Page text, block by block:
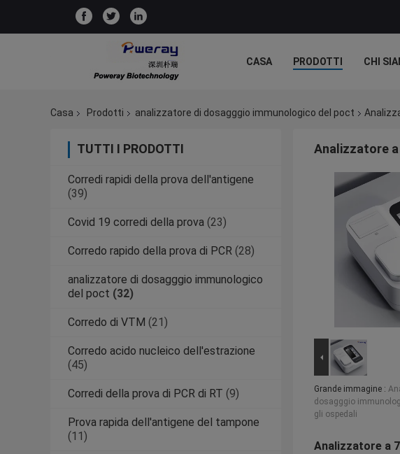
CASA PRODOTTI CHI
Casa Prodotti analizzatore di dosagggio immunologico del poct
TUTTI I PRODOTTI
Corredi rapidi della prova dell'antigene
(39)
Covid 19 corredi della prova (23)
Corredo rapido della prova di PCR (28)
analizzatore di dosagggio immunologico
del poct (32)
Corredo di VTM (21)
Corredo acido nucleico dell'estrazione
(45)
Corredi della prova di PCR di RT (9)
Prova rapida dell'antigene del tampone
(11)
Analizzatore
Grande immagine :
dosagggio
gli ospedali
Analizzatore a